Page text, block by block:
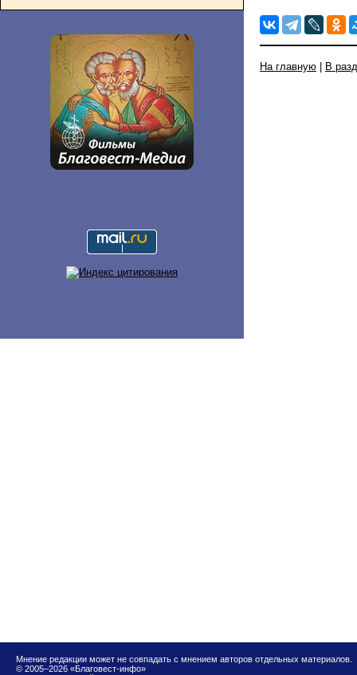
На главную В
Мнение редакции может не совпадать с мнением авторов отдельных материалов.
© 2005–2026 «Благовест-инфо»